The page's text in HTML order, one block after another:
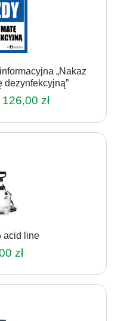
„Nakaz
dezynfekcyjną”
126,00 złZakres
od
można
acid line
zł